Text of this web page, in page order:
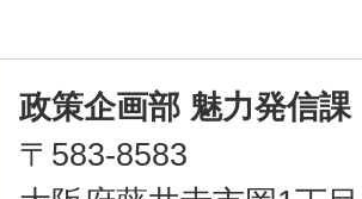
政策企画部 魅力発信課
〒583-8583